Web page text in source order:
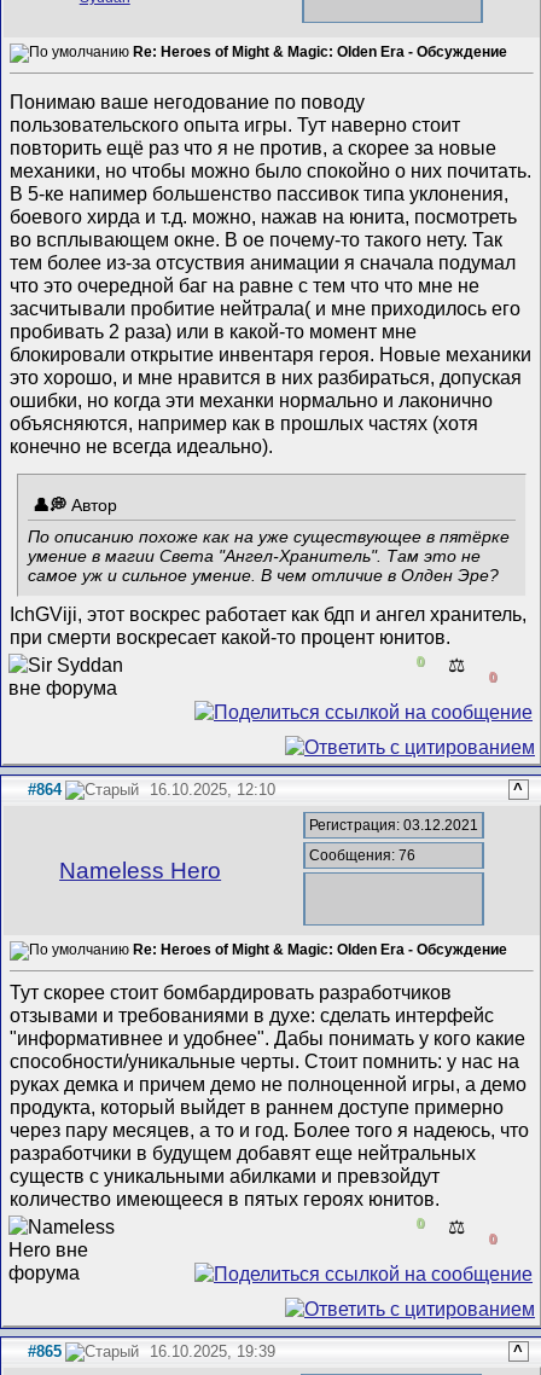
Re: Heroes of Might & Magic: Olden Era - Обсуждение
Понимаю ваше негодование по поводу
пользовательского опыта игры. Тут наверно стоит
повторить ещё раз что я не против, а скорее за новые
механики, но чтобы можно было спокойно о них почитать.
В 5-ке напимер большенство пассивок типа уклонения,
боевого хирда и т.д. можно, нажав на юнита, посмотреть
во всплывающем окне. В ое почему-то такого нету. Так
тем более из-за отсуствия анимации я сначала подумал
что это очередной баг на равне с тем что что мне не
засчитывали пробитие нейтрала( и мне приходилось его
пробивать 2 раза) или в какой-то момент мне
блокировали открытие инвентаря героя. Новые механики
это хорошо, и мне нравится в них разбираться, допуская
ошибки, но когда эти механки нормально и лаконично
объясняются, например как в прошлых частях (хотя
конечно не всегда идеально).
Автор
По описанию похоже как на уже существующее в пятёрке
умение в магии Света "Ангел-Хранитель". Там это не
самое уж и сильное умение. В чем отличие в Олден Эре?
IchGViji, этот воскрес работает как бдп и ангел хранитель,
при смерти воскресает какой-то процент юнитов.
0 ⚖️
0
#864 16.10.2025, 12:10 ^
Nameless Hero
Регистрация: 03.12.2021
Сообщения: 76
Re: Heroes of Might & Magic: Olden Era - Обсуждение
Тут скорее стоит бомбардировать разработчиков
отзывами и требованиями в духе: сделать интерфейс
"информативнее и удобнее". Дабы понимать у кого какие
способности/уникальные черты. Стоит помнить: у нас на
руках демка и причем демо не полноценной игры, а демо
продукта, который выйдет в раннем доступе примерно
через пару месяцев, а то и год. Более того я надеюсь, что
разработчики в будущем добавят еще нейтральных
существ с уникальными абилками и превзойдут
количество имеющееся в пятых героях юнитов.
0 ⚖️
0
#865 16.10.2025, 19:39 ^